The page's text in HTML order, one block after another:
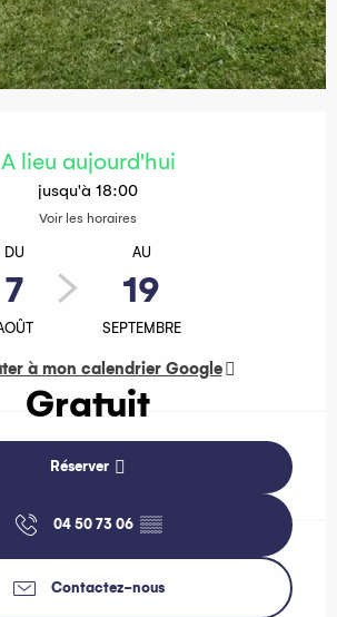
A lieu aujourd'hui
jusqu'à 18:00
Voir les horaires
DU
7
AU
19
SEPTEMBRE
à mon calendrier Google
Gratuit
Réserver
04 50 73 06 ▒▒
Contactez-nous